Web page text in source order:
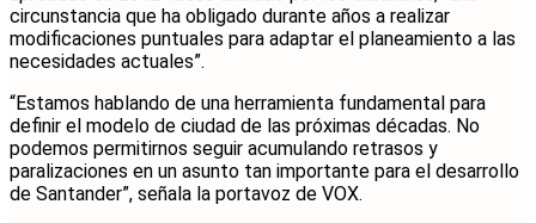
circunstancia que ha obligado durante años a realizar
modificaciones puntuales para adaptar el planeamiento a las
necesidades actuales”.
“Estamos hablando de una herramienta fundamental para
definir el modelo de ciudad de las próximas décadas. No
podemos permitirnos seguir acumulando retrasos y
paralizaciones en un asunto tan importante para el desarrollo
de Santander”, señala la portavoz de VOX.